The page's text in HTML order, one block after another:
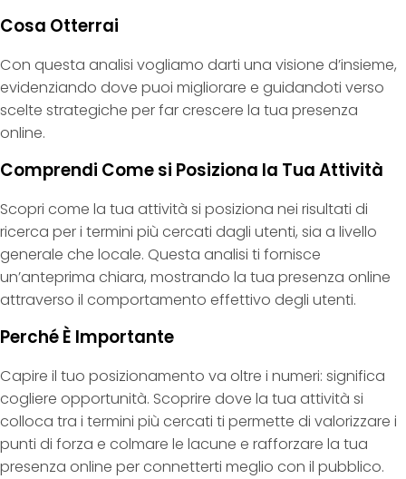
Cosa Otterrai
Con questa analisi vogliamo darti una visione d’insieme,
evidenziando dove puoi migliorare e guidandoti verso
scelte strategiche per far crescere la tua presenza
online.
Comprendi Come si Posiziona la Tua Attività
Scopri come la tua attività si posiziona nei risultati di
ricerca per i termini più cercati dagli utenti, sia a livello
generale che locale. Questa analisi ti fornisce
un’anteprima chiara, mostrando la tua presenza online
attraverso il comportamento effettivo degli utenti.
Perché È Importante
Capire il tuo posizionamento va oltre i numeri: significa
cogliere opportunità. Scoprire dove la tua attività si
colloca tra i termini più cercati ti permette di valorizzare i
punti di forza e colmare le lacune e rafforzare la tua
presenza online per connetterti meglio con il pubblico.